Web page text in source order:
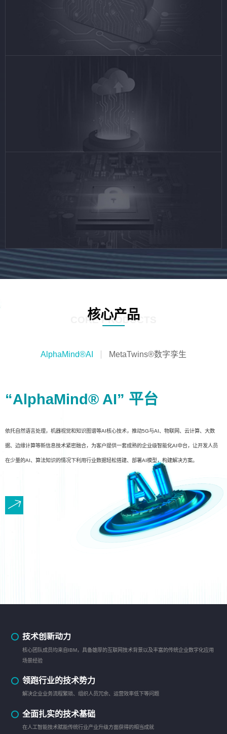
核心产品
CORE PRODUCTS
AlphaMind®AI MetaTwins®数字孪生
“AlphaMind® AI” 平台
依托自然语言处理，机器视觉和知识图谱等AI核心技术，推动5G与AI、物联网、云计算、大数
据、边缘计算等新信息技术紧密融合，为客户提供一套成熟的企业级智能化AI中台，让开发人员
在少量的AI、算法知识的情况下利用行业数据轻松搭建、部署AI模型，构建解决方案。
技术创新动力
核心团队成员均来自IBM，具备雄厚的互联网技术背景以及丰富的传统企业数字化应用
场景经验
领跑行业的技术势力
解决企业业务流程繁琐、组织人员冗余、运营效率低下等问题
全面扎实的技术基础
在人工智能技术赋能传统行业产业升级方面获得的相当成就